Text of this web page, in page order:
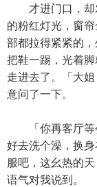
才进门口，却
的粉红灯光，窗帘
部都拉得紧紧的
把鞋一踢，光着脚
走进去了。「大
意问了一下。
「你再客厅等
好去洗个澡，换身
服吧，这幺热的
语气对我说到。